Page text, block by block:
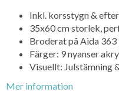
Inkl. korsstygn &
35x60 cm storlek,
Broderat på Aida 363
Färger: 9 nyanser
Visuellt: Julstämning
Mer information